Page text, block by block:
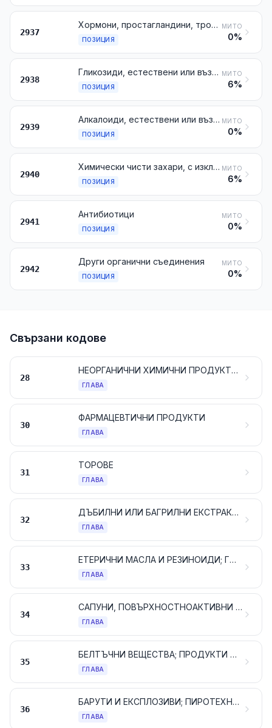
2937
Хормони, простагландини, тромбоксани и левкотриени, естествени или възпроизведени чрез синтез; техните производни и структурни аналози, включително верижно модифицираните полипептиди, използвани главно като хормони
ПОЗИЦИЯ
МИТО
0%
2938
Гликозиди, естествени или възпроизведени чрез синтез, техните соли, етери, естери и други производни
ПОЗИЦИЯ
МИТО
6%
2939
Aлкалоиди, естествени или възпроизведени чрез синтез, техните соли, етери, естери и други производни
ПОЗИЦИЯ
МИТО
0%
2940
Химически чисти захари, с изключение на захарозата, лактозата, малтозата, глюкозата и фруктозата (левулозата); захарни етери, ацетали и естери и техните соли, различни от продуктите от № 2937, 2938 или 2939
ПОЗИЦИЯ
МИТО
6%
2941
Антибиотици
ПОЗИЦИЯ
МИТО
0%
2942
Други органични съединения
ПОЗИЦИЯ
МИТО
0%
Свързани кодове
28
НЕОРГАНИЧНИ ХИМИЧНИ ПРОДУКТИ; НЕОРГАНИЧНИ ИЛИ ОРГАНИЧНИ СЪЕДИНЕНИЯ НА БЛАГОРОДНИ МЕТАЛИ, НА РАДИОАКТИВНИ ЕЛЕМЕНТИ, НА РЕДКОЗЕМНИ МЕТАЛИ ИЛИ НА ИЗОТОПИ
ГЛАВА
30
ФАРМАЦЕВТИЧНИ ПРОДУКТИ
ГЛАВА
31
ТОРОВЕ
ГЛАВА
32
ДЪБИЛНИ ИЛИ БАГРИЛНИ ЕКСТРАКТИ; ТАНИНИ И ТЕХНИТЕ ПРОИЗВОДНИ; ПИГМЕНТИ И ДРУГИ БАГРИЛНИ ВЕЩЕСТВА; БОИ И ЛАКОВЕ; КИТОВЕ; МАСТИЛА
ГЛАВА
33
ЕТЕРИЧНИ МАСЛА И РЕЗИНОИДИ; ГОТОВИ ПАРФЮМЕРИЙНИ ИЛИ ТОАЛЕТНИ ПРОДУКТИ И КОЗМЕТИЧНИ ПРЕПАРАТИ
ГЛАВА
34
САПУНИ, ПОВЪРХНОСТНОАКТИВНИ ОРГАНИЧНИ ПРОДУКТИ, ПРЕПАРАТИ ЗА ПРАНЕ, СМАЗОЧНИ ПРЕПАРАТИ, ИЗКУСТВЕНИ ВОСЪЦИ, ВОСЪЧНИ ПРЕПАРАТИ, ПРЕПАРАТИ ЗА ЛЪСКАНЕ ИЛИ ПОЧИСТВАНЕ, СВЕЩИ И ПОДОБНИ АРТИКУЛИ, ПАСТИ ЗА МОДЕЛИРАНЕ, „ЗЪБОЛЕКАРСКИ ВОСЪЦИ“ И СЪСТАВИ ЗА ЗЪБОЛЕКАРСТВОТО НА БАЗАТА НА ГИПС
ГЛАВА
35
БЕЛТЪЧНИ ВЕЩЕСТВА; ПРОДУКТИ НА БАЗАТА НА МОДИФИЦИРАНИ СКОРБЯЛА ИЛИ НИШЕСТЕ; ЛЕПИЛА; ЕНЗИМИ
ГЛАВА
36
БАРУТИ И ЕКСПЛОЗИВИ; ПИРОТЕХНИЧЕСКИ АРТИКУЛИ; КИБРИТИ; ПИРОФОРНИ СПЛАВИ; ВЪЗПЛАМЕНИТЕЛНИ МАТЕРИАЛИ
ГЛАВА